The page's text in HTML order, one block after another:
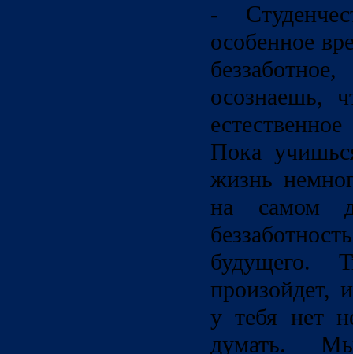
-
особенное
осознаешь,
Пока
жизнь
на самом
будущего.
произойдет,
у тебя нет
думать.